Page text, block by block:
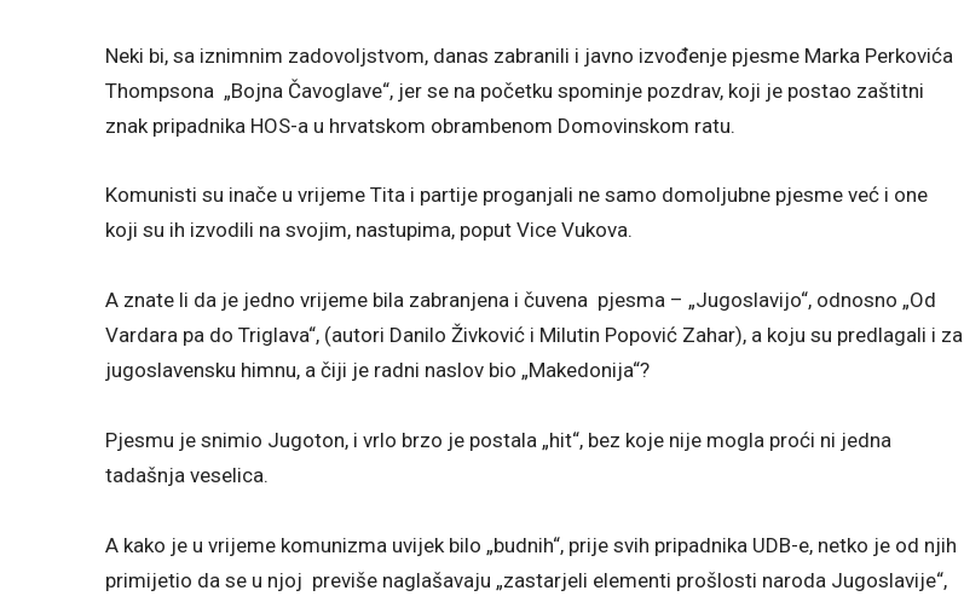
Neki bi, sa iznimnim zadovoljstvom, danas zabranili i javno izvođenje pjesme Marka Perkovića
Thompsona „Bojna Čavoglave“, jer se na početku spominje pozdrav, koji je postao zaštitni
znak pripadnika HOS-a u hrvatskom obrambenom Domovinskom ratu.
Komunisti su inače u vrijeme Tita i partije proganjali ne samo domoljubne pjesme već i one
koji su ih izvodili na svojim, nastupima, poput Vice Vukova.
A znate li da je jedno vrijeme bila zabranjena i čuvena pjesma – „Jugoslavijo“, odnosno „Od
Vardara pa do Triglava“, (autori Danilo Živković i Milutin Popović Zahar), a koju su predlagali i za
jugoslavensku himnu, a čiji je radni naslov bio „Makedonija“?
Pjesmu je snimio Jugoton, i vrlo brzo je postala „hit“, bez koje nije mogla proći ni jedna
tadašnja veselica.
A kako je u vrijeme komunizma uvijek bilo „budnih“, prije svih pripadnika UDB-e, netko je od njih
primijetio da se u njoj previše naglašavaju „zastarjeli elementi prošlosti naroda Jugoslavije“,